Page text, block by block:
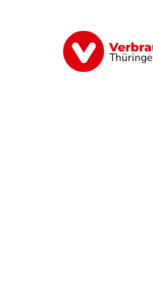
Finanzen